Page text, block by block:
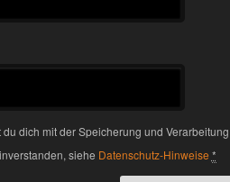
dich mit der Speicherung und
siehe Datenschutz-Hinweise *